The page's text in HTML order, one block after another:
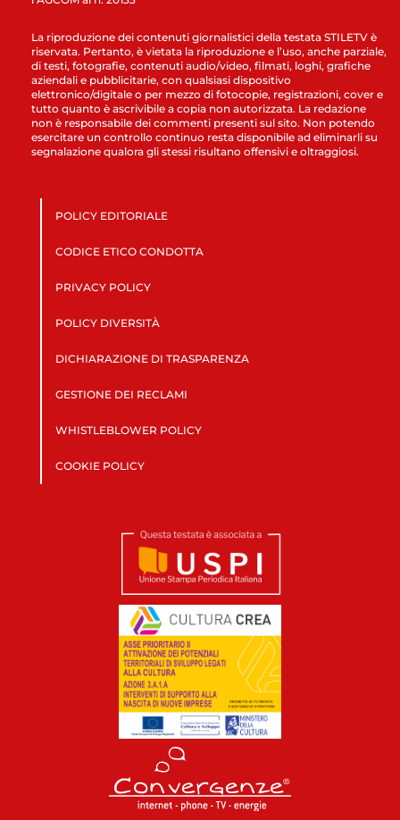
La riproduzione dei contenuti giornalistici della testata STILETV è
riservata. Pertanto, è vietata la riproduzione e l’uso, anche parziale,
di testi, fotografie, contenuti audio/video, filmati, loghi, grafiche
aziendali e pubblicitarie, con qualsiasi dispositivo
elettronico/digitale o per mezzo di fotocopie, registrazioni, cover e
tutto quanto è ascrivibile a copia non autorizzata. La redazione
non è responsabile dei commenti presenti sul sito. Non potendo
esercitare un controllo continuo resta disponibile ad eliminarli su
segnalazione qualora gli stessi risultano offensivi e oltraggiosi.
POLICY EDITORIALE
CODICE ETICO CONDOTTA
PRIVACY POLICY
POLICY DIVERSITÀ
DICHIARAZIONE DI TRASPARENZA
GESTIONE DEI RECLAMI
WHISTLEBLOWER POLICY
COOKIE POLICY